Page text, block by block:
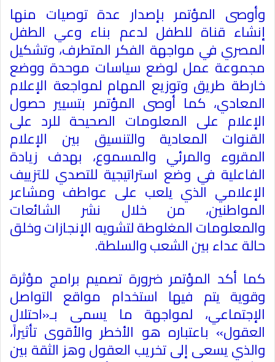
وأوصى المؤتمر بإصدار عدة توصيات منها
إنشاء قناة للطفل لدعم بناء وعي الطفل
المصري في مواجهة الفكر المتطرف، وتشكيل
مجموعة عمل لوضع سياسات موحدة ووضع
خارطة طريق وتوزيع المهام لمواجعة الإعلام
المعادي، كما أوصى المؤتمر بتسيير حصول
الإعلام على المعلومات الصحيحة للرد على
القنوات المعادية والتنسيق بين الإعلام
المقروء والمرئي والمسموع، بهدف زيادة
الفاعلية في وضع استراتيجية للتصدي للتزييف
الإعلامي الذي يلعب على عواطف ومشاعر
المواطنين، من خلال نشر الشائعات
والمعلومات المغلوطة لتشويه الإنجازات وخلق
حالة عداء بين الشعب والسلطة.
كما أكد المؤتمر ضرورة تصميم برامج مؤثرة
وقوية يتم فيها استخدام مواقع التواصل
الإجتماعي، لمواجهة ما يسمى بـ«احتلال
العقول» باعتباره هو الأخطر والأقوى تأثيراً،
والذي يسعى إلى تخريب العقول وهز الثقة بين